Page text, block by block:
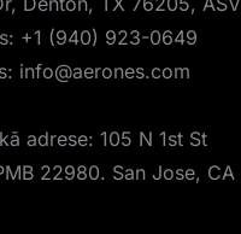
+1 (940) 923-0649
info@aerones.com
adrese: 105 N 1st St
22980. San Jose, CA